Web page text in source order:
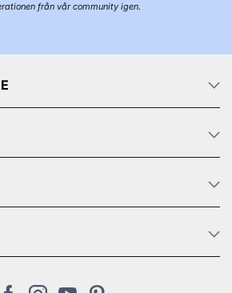
från vår community igen.